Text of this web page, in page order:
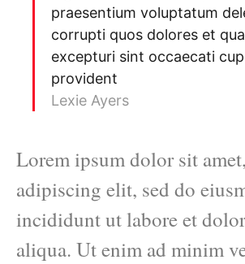
praesentium voluptatum
corrupti quos dolores et
excepturi sint occaecati
provident
Lexie Ayers
Lorem ipsum dolor sit
adipiscing elit, sed do
incididunt ut labore et
aliqua. Ut enim ad minim